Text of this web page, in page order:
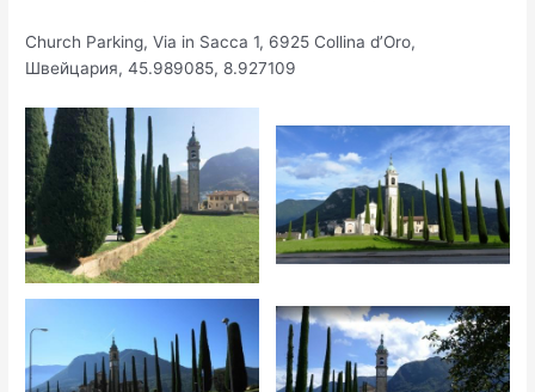
Church Parking, Via in Sacca 1, 6925 Collina d’Oro,
Швейцария, 45.989085, 8.927109